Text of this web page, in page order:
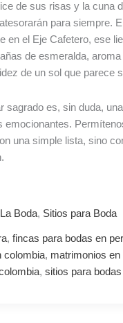
de sus risas y la cuna
para siempre.
en el Eje Cafetero, ese
de esmeralda,
de un sol que parece
sagrado es, sin duda,
emocionantes.
una simple lista, sino
Boda, Sitios para Boda
, fincas para bodas en
colombia, matrimonios en
, sitios para